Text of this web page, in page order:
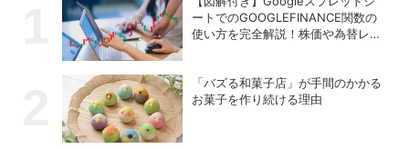
ートでのGOOGLEFINANCE関数の
使い方を完全解説！株価や為替レー
「バズる和菓子店」が手間のかかる
お菓子を作り続ける理由